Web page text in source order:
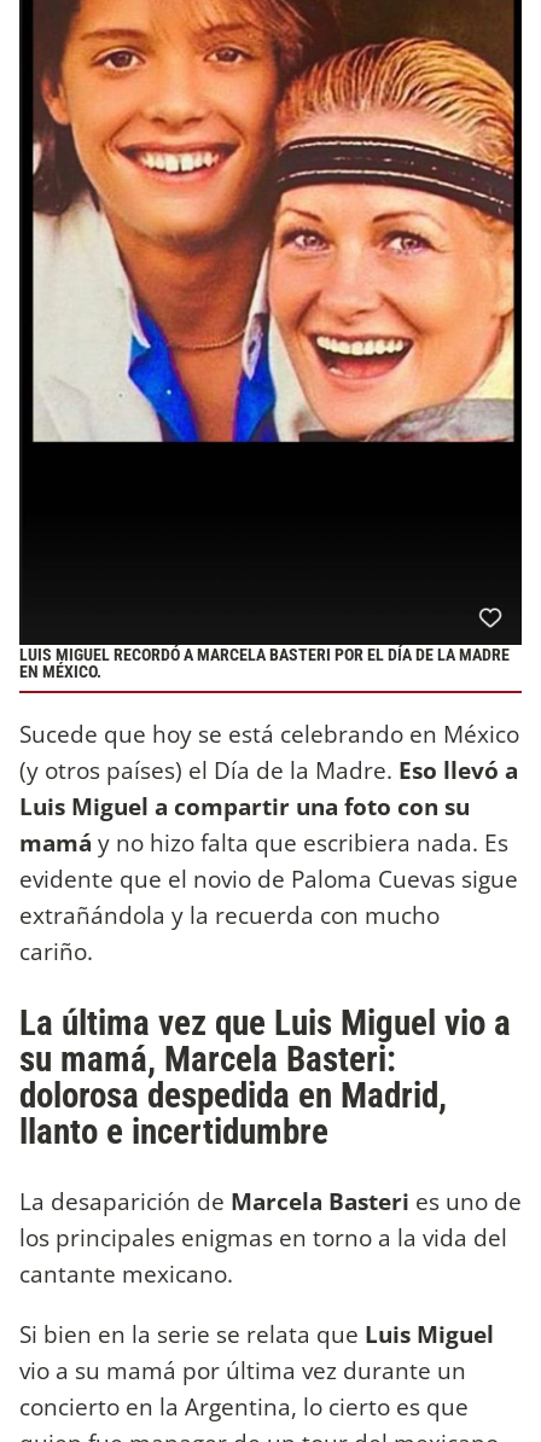
LUIS MIGUEL RECORDÓ A MARCELA BASTERI POR EL DÍA DE LA MADRE
EN MÉXICO.
Sucede que hoy se está celebrando en México
(y otros países) el Día de la Madre. Eso llevó a
Luis Miguel a compartir una foto con su
mamá y no hizo falta que escribiera nada. Es
evidente que el novio de Paloma Cuevas sigue
extrañándola y la recuerda con mucho
cariño.
La última vez que Luis Miguel vio a
su mamá, Marcela Basteri:
dolorosa despedida en Madrid,
llanto e incertidumbre
La desaparición de Marcela Basteri es uno de
los principales enigmas en torno a la vida del
cantante mexicano.
Si bien en la serie se relata que Luis Miguel
vio a su mamá por última vez durante un
concierto en la Argentina, lo cierto es que